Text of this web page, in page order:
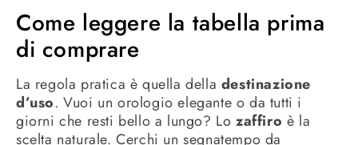
Come leggere la tabella prima
di comprare
La regola pratica è quella della destinazione
d’uso. Vuoi un orologio elegante o da tutti i
giorni che resti bello a lungo? Lozaffiro è la
scelta naturale. Cerchi un segnatempo da